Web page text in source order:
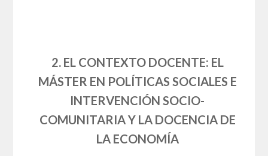
2. EL CONTEXTO DOCENTE: EL
MÁSTER EN POLÍTICAS SOCIALES E
INTERVENCIÓN SOCIO-
COMUNITARIA Y LA DOCENCIA DE
LA ECONOMÍA